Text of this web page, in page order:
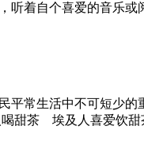
听着自个喜爱的音乐
平常生活中不可短少
甜茶 埃及人喜爱饮